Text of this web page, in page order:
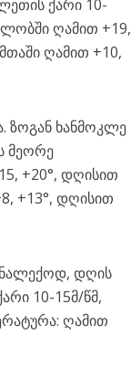
ქარი 10-
ღამით +19,
ღამით +10,
ზოგან ხანმოკლე
მეორე
+20°, დღისით
+13°, დღისით
დღის
10-15მ/წმ,
ღამით